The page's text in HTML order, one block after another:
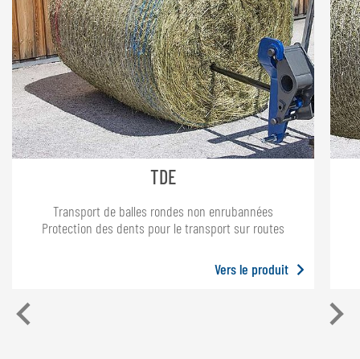
TDE
Transport de balles rondes non enrubannées
Protection des dents pour le transport sur routes
Vers le produit